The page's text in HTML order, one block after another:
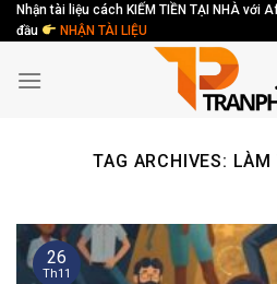
Skip
to
Nhận tài liệu cách KIẾM TIỀN TẠI NHÀ với
đầu
NHẬN TÀI LIỆU
TAG ARCHIVES: LÀM
26
Th11